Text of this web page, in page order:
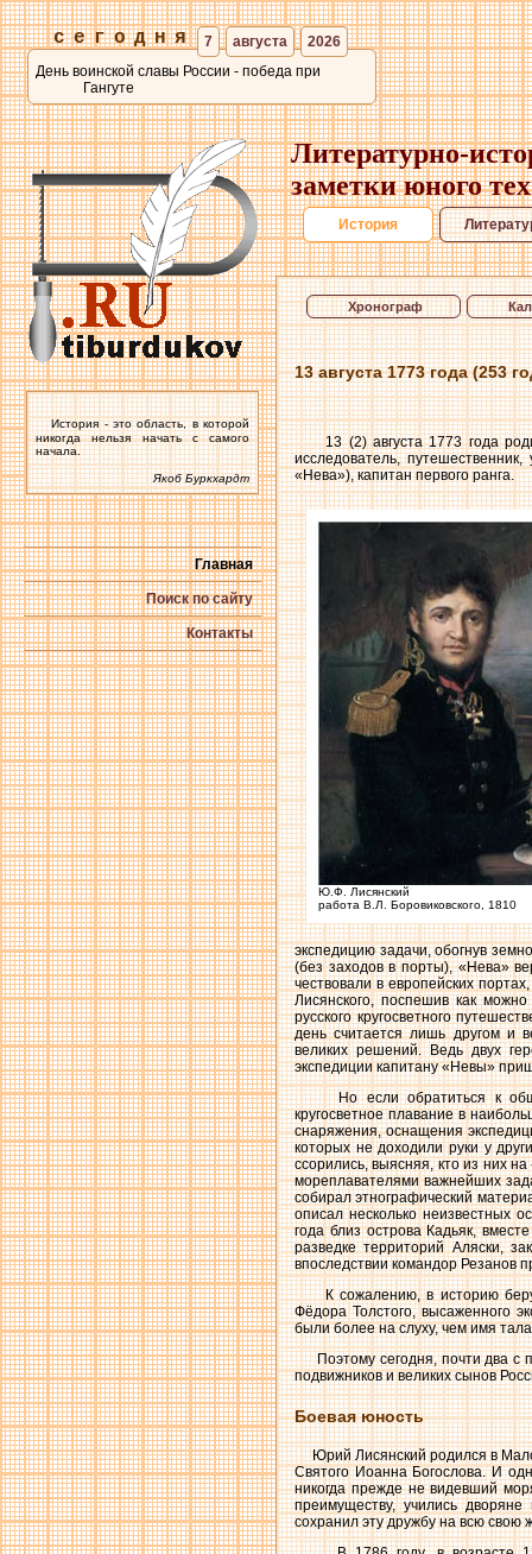
сегодня 7 августа
2026
День воинской славы России - победа при
Гангуте
История - это область, в которой
никогда нельзя начать с самого
начала.
Якоб Буркхардт
Главная
Поиск по сайту
Контакты
Литературно-
заметки юного
История
Хронограф
13 августа 1773 года (253
13 (2) августа 1773 года
исследователь,
«Нева»), капитан первого ранга.
Ю.Ф. Лисянский
работа В.Л. Боровиковского, 1810
экспедицию задачи, обогнув
(без заходов в порты), «Нева»
чествовали в европейских
Лисянского, поспешив как
русского кругосветного
день считается лишь другом и
великих решений. Ведь двух
экспедиции капитану «Невы»
Но если обратиться к
кругосветное плавание в
снаряжения, оснащения
которых не доходили руки у
ссорились, выясняя, кто из них
мореплавателями важнейших
собирал этнографический
описал несколько неизвестных
года близ острова Кадьяк,
разведке территорий Аляски,
впоследствии командор Резанов
К сожалению, в историю берут
Фёдора Толстого, высаженного
были более на слуху, чем имя
Поэтому сегодня, почти два с
подвижников и великих сынов
Боевая юность
Юрий Лисянский родился в
Святого Иоанна Богослова. И
никогда прежде не видевший
преимуществу, учились
сохранил эту дружбу на всю свою